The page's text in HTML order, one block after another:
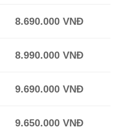
8.690.000 VNĐ
8.990.000 VNĐ
9.690.000 VNĐ
9.650.000 VNĐ